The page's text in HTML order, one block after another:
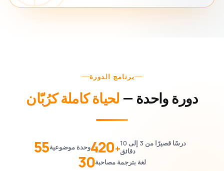
برنامج الدورة
دورة واحدة — لحياة كاملة كرُبّان
55وحدة موضوعية420+درسًا قصيرًا من 3 إلى 10
دقائق
30لغة بترجمة مصاحبة